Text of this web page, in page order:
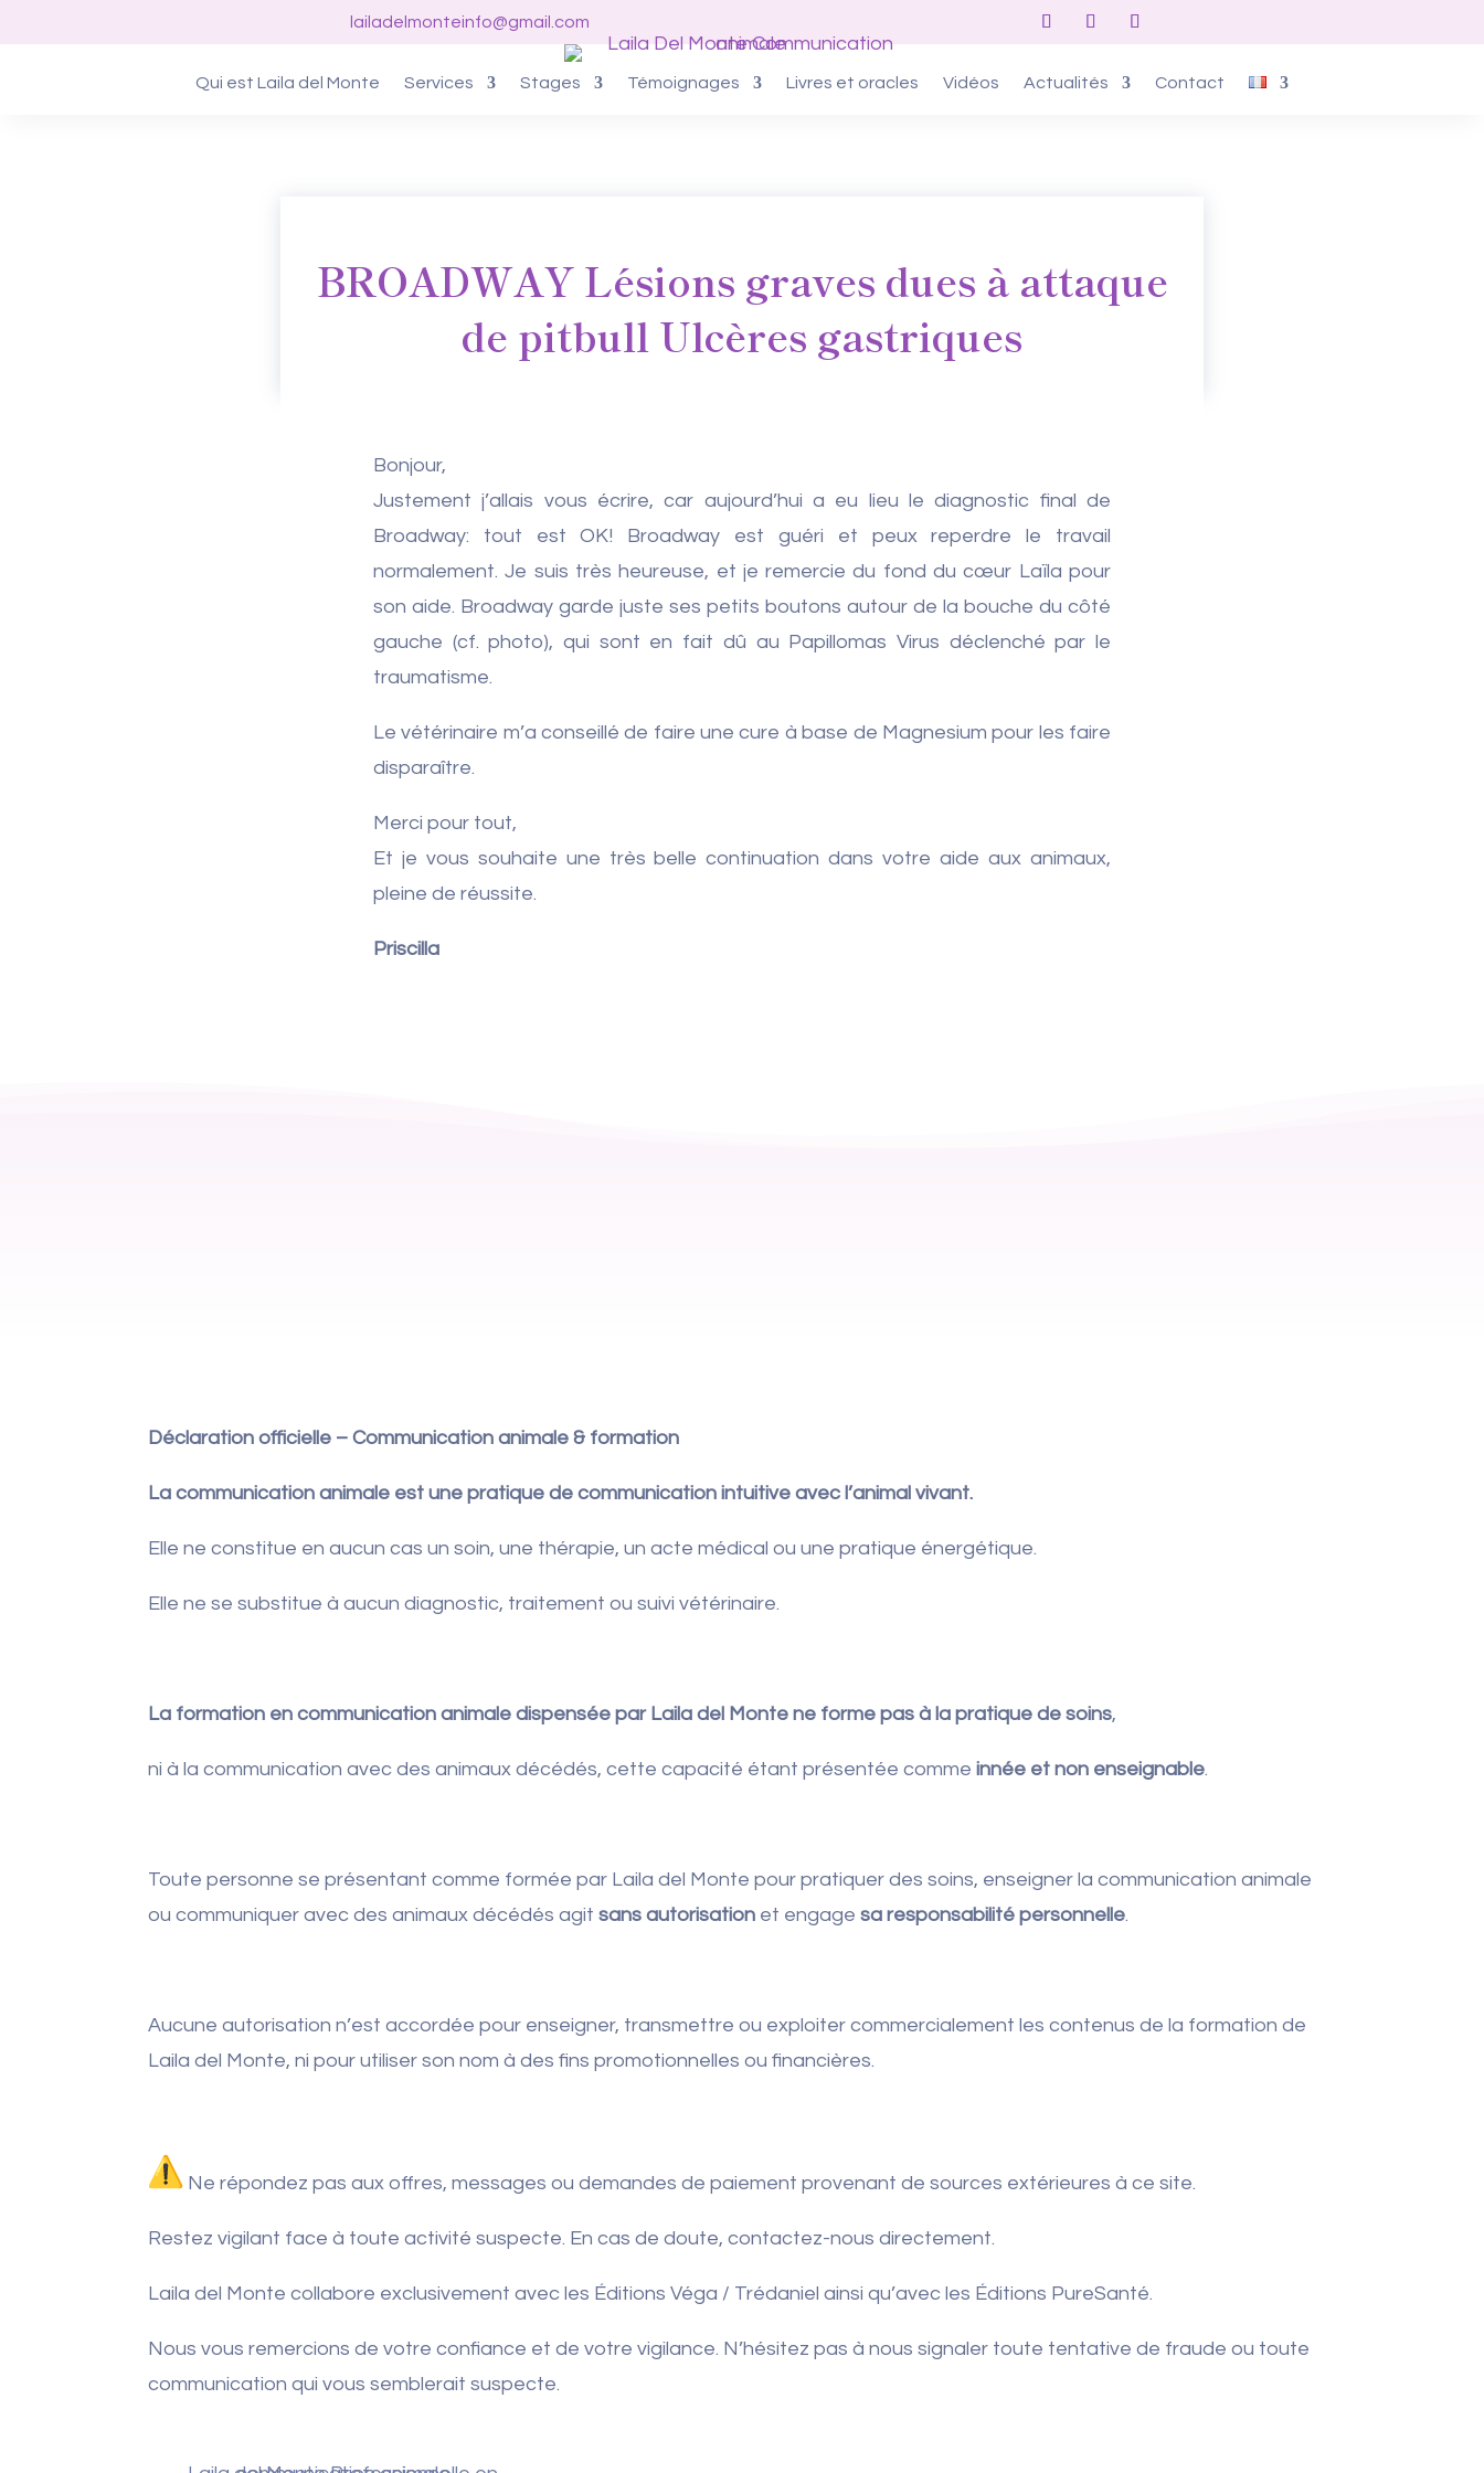
lailadelmonteinfo@gmail.com
Qui est Laila del Monte Services Stages Témoignages Livres et oracles Vidéos Actualités Contact
BROADWAY Lésions graves dues à attaque
de pitbull Ulcères gastriques
Bonjour,
Justement j’allais vous écrire, car aujourd’hui a eu lieu le diagnostic final de
Broadway: tout est OK! Broadway est guéri et peux reperdre le travail
normalement. Je suis très heureuse, et je remercie du fond du cœur Laïla pour
son aide. Broadway garde juste ses petits boutons autour de la bouche du côté
gauche (cf. photo), qui sont en fait dû au Papillomas Virus déclenché par le
traumatisme.
Le vétérinaire m’a conseillé de faire une cure à base de Magnesium pour les faire
disparaître.
Merci pour tout,
Et je vous souhaite une très belle continuation dans votre aide aux animaux,
pleine de réussite.
Priscilla
Déclaration officielle – Communication animale & formation
La communication animale est une pratique de communication intuitive avec l’animal vivant.
Elle ne constitue en aucun cas un soin, une thérapie, un acte médical ou une pratique énergétique.
Elle ne se substitue à aucun diagnostic, traitement ou suivi vétérinaire.
La formation en communication animale dispensée par Laila del Monte ne forme pas à la pratique de soins,
ni à la communication avec des animaux décédés, cette capacité étant présentée commeinnée et non enseignable.
Toute personne se présentant comme formée par Laila del Monte pour pratiquer des soins, enseigner la communication animale
ou communiquer avec des animaux décédés agitsans autorisation et engagesa responsabilité personnelle.
Aucune autorisation n’est accordée pour enseigner, transmettre ou exploiter commercialement les contenus de la formation de
Laila del Monte, ni pour utiliser son nom à des fins promotionnelles ou financières.
Ne répondez pas aux offres, messages ou demandes de paiement provenant de sources extérieures à ce site.
Restez vigilant face à toute activité suspecte. En cas de doute, contactez-nous directement.
Laila del Monte collabore exclusivement avec les Éditions Véga / Trédaniel ainsi qu’avec les Éditions PureSanté.
Nous vous remercions de votre confiance et de votre vigilance. N’hésitez pas à nous signaler toute tentative de fraude ou toute
communication qui vous semblerait suspecte.